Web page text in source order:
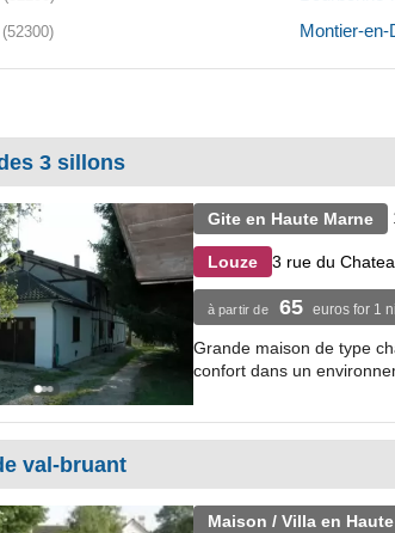
(52300) Montier-en-
3 sillons
Gite en Haute Marne
Louze 3 rue du
à partir de 65 euros for 1
Grande maison de type
confort dans un
val-bruant
Maison / Villa en